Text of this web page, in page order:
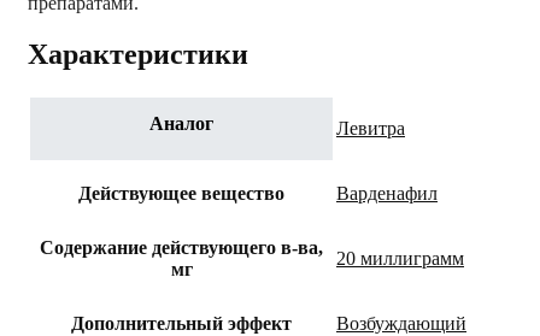
Характеристики
Аналог Левитра
Действующее вещество Варденафил
Содержание действующего в-ва,
мг
20 миллиграмм
Дополнительный эффект Возбуждающий